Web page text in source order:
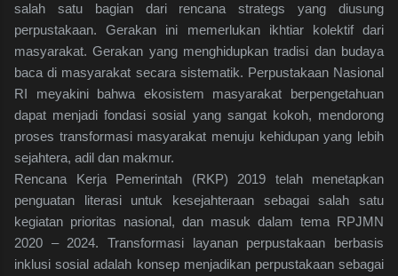
salah satu bagian dari rencana strategs yang diusung
perpustakaan. Gerakan ini memerlukan ikhtiar kolektif dari
masyarakat. Gerakan yang menghidupkan tradisi dan budaya
baca di masyarakat secara sistematik. Perpustakaan Nasional
RI meyakini bahwa ekosistem masyarakat berpengetahuan
dapat menjadi fondasi sosial yang sangat kokoh, mendorong
proses transformasi masyarakat menuju kehidupan yang lebih
sejahtera, adil dan makmur.
Rencana Kerja Pemerintah (RKP) 2019 telah menetapkan
penguatan literasi untuk kesejahteraan sebagai salah satu
kegiatan prioritas nasional, dan masuk dalam tema RPJMN
2020 – 2024. Transformasi layanan perpustakaan berbasis
inklusi sosial adalah konsep menjadikan perpustakaan sebagai